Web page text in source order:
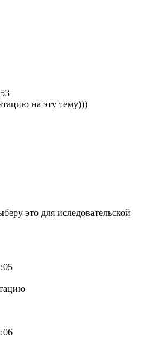
на эту тему)))
это для иследовательской